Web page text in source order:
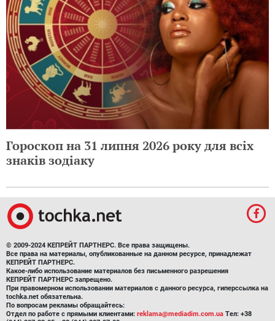
Гороскоп на 31 липня 2026 року для всіх
знаків зодіаку
© 2009-2024 КЕПРЕЙТ ПАРТНЕРС. Все права защищены.
Все права на материалы, опубликованные на данном ресурсе, принадлежат
КЕПРЕЙТ ПАРТНЕРС.
Какое-либо использование материалов без письменного разрешения
КЕПРЕЙТ ПАРТНЕРС запрещено.
При правомерном использовании материалов с данного ресурса, гиперссылка на
tochka.net обязательна.
По вопросам рекламы обращайтесь:
Отдел по работе с прямыми клиентами: reklama@mediadim.com.ua Тел: +38